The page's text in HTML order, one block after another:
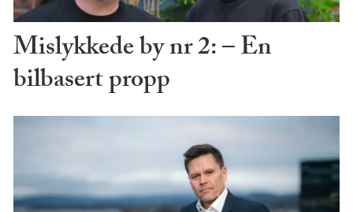
Mislykkede by nr 2: – En
bilbasert propp